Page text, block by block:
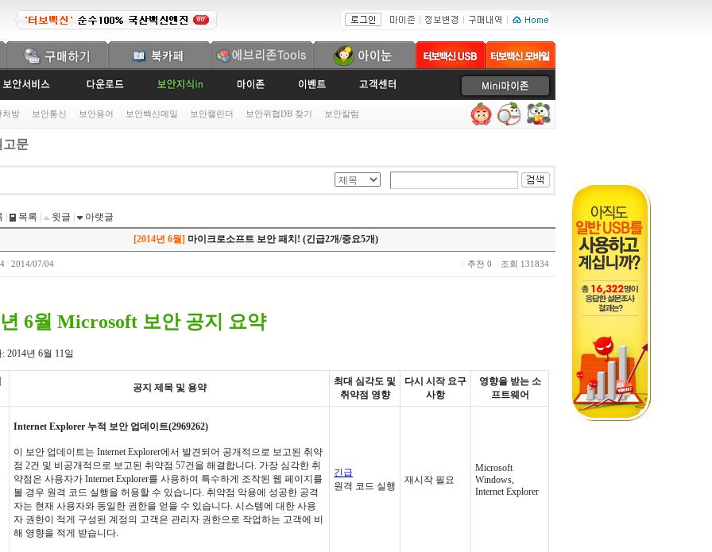
처방 보안통신 보안용어 보안백신메일 보안캘린더 보안위협DB 찾기 보안칼럼
문
목록 윗글
아랫글
[2014년 6월] 마이크로소프트 보안 패치! (긴급2개/중요5개)
2014/07/04 추천 0 조회 131834
6월 Microsoft 보안 공지 요약
2014년 6월 11일
공지 제목 및 용약
최대 심각도 및
취약점 영향
다시 시작 요구
사항
영향을 받는 소
프트웨어
Internet Explorer 누적 보안 업데이트(2969262)
이 보안 업데이트는 Internet Explorer에서 발견되어 공개적으로 보고된 취약
점 2건 및 비공개적으로 보고된 취약점 57건을 해결합니다. 가장 심각한 취
약점은 사용자가 Internet Explorer를 사용하여 특수하게 조작된 웹 페이지를
볼 경우 원격 코드 실행을 허용할 수 있습니다. 취약점 악용에 성공한 공격
자는 현재 사용자와 동일한 권한을 얻을 수 있습니다. 시스템에 대한 사용
자 권한이 적게 구성된 계정의 고객은 관리자 권한으로 작업하는 고객에 비
해 영향을 적게 받습니다.
긴급
원격 코드 실행
재시작 필요
Microsoft
Windows,
Internet Explorer